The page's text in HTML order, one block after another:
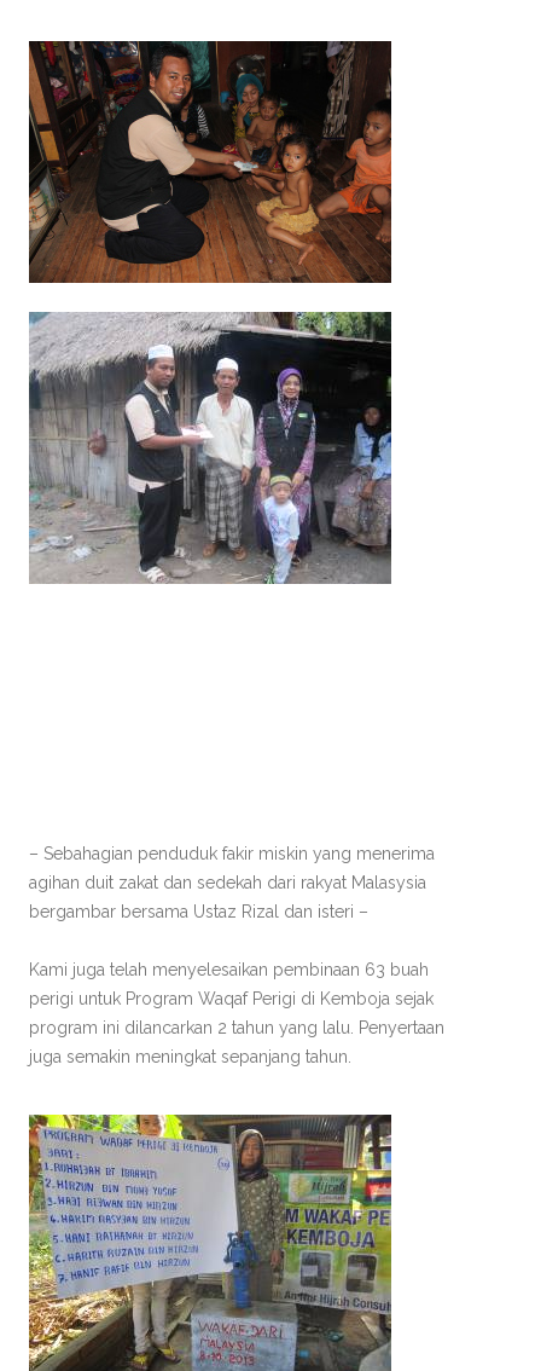
– Sebahagian penduduk fakir miskin yang menerima
agihan duit zakat dan sedekah dari rakyat Malasysia
bergambar bersama Ustaz Rizal dan isteri –
Kami juga telah menyelesaikan pembinaan 63 buah
perigi untuk Program Waqaf Perigi di Kemboja sejak
program ini dilancarkan 2 tahun yang lalu. Penyertaan
juga semakin meningkat sepanjang tahun.